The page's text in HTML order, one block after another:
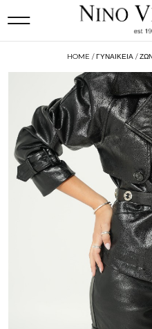
HOME /ΓΥΝΑΙΚΕΙΑ /